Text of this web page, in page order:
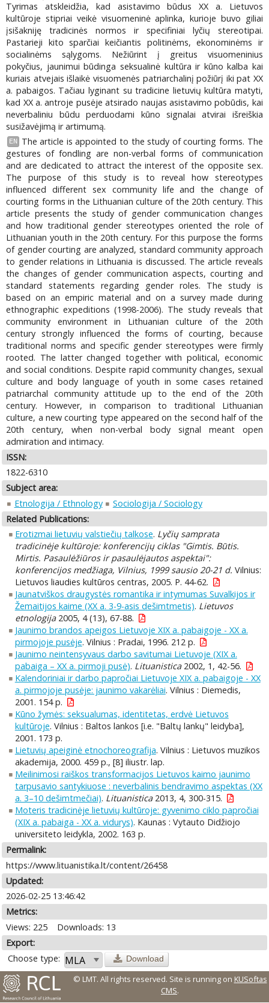
Tyrimas atskleidžia, kad asistavimo būdus XX a. Lietuvos
kultūroje stipriai veikė visuomeninė aplinka, kurioje buvo giliai
įsišakniję tradicinės normos ir specifiniai lyčių stereotipai.
Pastarieji kito sparčiai keičiantis politinėms, ekonominėms ir
socialinėms sąlygoms. Nežiūrint į greitus visuomeninius
pokyčius, jaunimui būdinga seksualinė kultūra ir kūno kalba kai
kuriais atvejais išlaikė visuomenės patriarchalinį požiūrį iki pat XX
a. pabaigos. Tačiau lyginant su tradicine lietuvių kultūra matyti,
kad XX a. antroje pusėje atsirado naujas asistavimo pobūdis, kai
neverbaliniu būdu perduodami kūno signalai atvirai išreiškia
susižavėjimą ir artimumą.
EN
The article is appointed to the study of courting forms. The
gestures of fondling are non-verbal forms of communication
and are dedicated to attract the interest of the opposite sex.
The purpose of this study is to reveal how stereotypes
influenced different sex community life and the change of
courting forms in the Lithuanian culture of the 20th century. This
article presents the study of gender communication changes
and how traditional gender stereotypes oriented the role of
Lithuanian youth in the 20th century. For this purpose the forms
of gender courting are analyzed, standard community approach
to gender relations in Lithuania is discussed. The article reveals
the changes of gender communication aspects, courting and
standard statements regarding gender roles. The study is
based on an empiric material and on a survey made during
ethnographic expeditions (1998-2006). The study reveals that
community environment in Lithuanian culture of the 20th
century strongly influenced the forms of courting, because
traditional norms and specific gender stereotypes were firmly
rooted. The latter changed together with political, economic
and social conditions. Despite rapid community changes, sexual
culture and body language of youth in some cases retained
patriarchal community attitude up to the end of the 20th
century. However, in comparison to traditional Lithuanian
culture, a new courting type appeared on the second half of the
20th century, when non-verbal body signal meant open
admiration and intimacy.
ISSN:
1822-6310
Subject area:
Etnologija / Ethnology
Sociologija / Sociology
Related Publications:
Erotizmai lietuvių valstiečių talkose. Lyčių samprata
tradicinėje kultūroje: konferencijų ciklas "Gimtis. Būtis.
Mirtis. Pasaulėžiūros ir pasaulėjautos aspektai":
konferencijos medžiaga, Vilnius, 1999 sausio 20-21 d. Vilnius:
Lietuvos liaudies kultūros centras, 2005. P. 44-62.
Jaunatviškos draugystės romantika ir intymumas Suvalkijos ir
Žemaitijos kaime (XX a. 3-9-asis dešimtmetis). Lietuvos
etnologija2005, 4 (13), 67-88.
Jaunimo brandos apeigos Lietuvoje XIX a. pabaigoje - XX a.
pirmojoje pusėje. Vilnius : Pradai, 1996. 212 p.
Jaunimo neintensyvaus darbo savitumai Lietuvoje (XIX a.
pabaiga – XX a. pirmoji pusė). Lituanistica2002, 1, 42-56.
Kalendoriniai ir darbo papročiai Lietuvoje XIX a. pabaigoje - XX
a. pirmojoje pusėje: jaunimo vakarėliai. Vilnius : Diemedis,
2001. 154 p.
Kūno žymės: seksualumas, identitetas, erdvė Lietuvos
kultūroje. Vilnius : Baltos lankos [i.e. "Baltų lankų" leidyba],
2001. 173 p.
Lietuvių apeiginė etnochoreografija. Vilnius : Lietuvos muzikos
akademija, 2000. 459 p., [8] iliustr. lap.
Meilinimosi raiškos transformacijos Lietuvos kaimo jaunimo
tarpusavio santykiuose : neverbalinis bendravimo aspektas (XX
a. 3–10 dešimtmečiai). Lituanistica2013, 4, 300-315.
Moteris tradicinėje lietuvių kultūroje: gyvenimo ciklo papročiai
(XIX a. pabaiga - XX a. vidurys). Kaunas : Vytauto Didžiojo
universiteto leidykla, 2002. 163 p.
Permalink:
https://www.lituanistika.lt/content/26458
Updated:
2026-02-25 13:46:42
Metrics:
Views: 225
Downloads: 13
Export:
Choose type:
Download
© LMT. All rights reserved. Site is running on KUSoftas
CMS.